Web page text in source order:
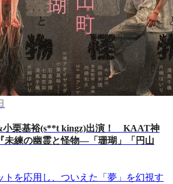
小栗基裕(s**t kingz)出演！ KAAT神
未練の幽霊と怪物―「珊瑚」「円山
トを応用し、ついえた「夢」を幻視す